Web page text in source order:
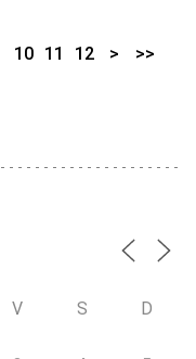
10 11 12 > >>
V S D